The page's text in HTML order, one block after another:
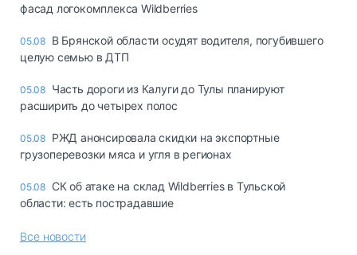
фасад логокомплекса Wildberries
05.08 В Брянской области осудят водителя, погубившего
целую семью в ДТП
05.08 Часть дороги из Калуги до Тулы планируют
расширить до четырех полос
05.08 РЖД анонсировала скидки на экспортные
грузоперевозки мяса и угля в регионах
05.08 СК об атаке на склад Wildberries в Тульской
области: есть пострадавшие
Все новости